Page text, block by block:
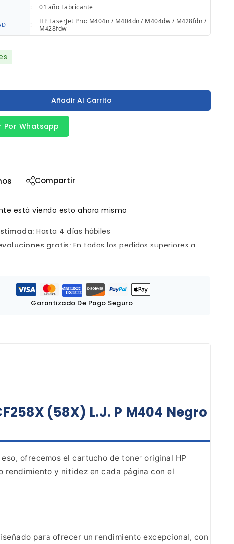
: 01 año Fabricante
:
HP LaserJet Pro: M404n / M404dn / M404dw / M428fdn /
M428fdw
Añadir Al Carrito
Por Whatsapp
Compartir
está viendo esto ahora mismo
Hasta 4 días hábiles
gratis: En todos los pedidos superiores a
Garantizado De Pago Seguro
(58X) L.J. P M404 Negro
ofrecemos el cartucho de toner original HP
rendimiento y nitidez en cada página con el
para ofrecer un rendimiento excepcional, con